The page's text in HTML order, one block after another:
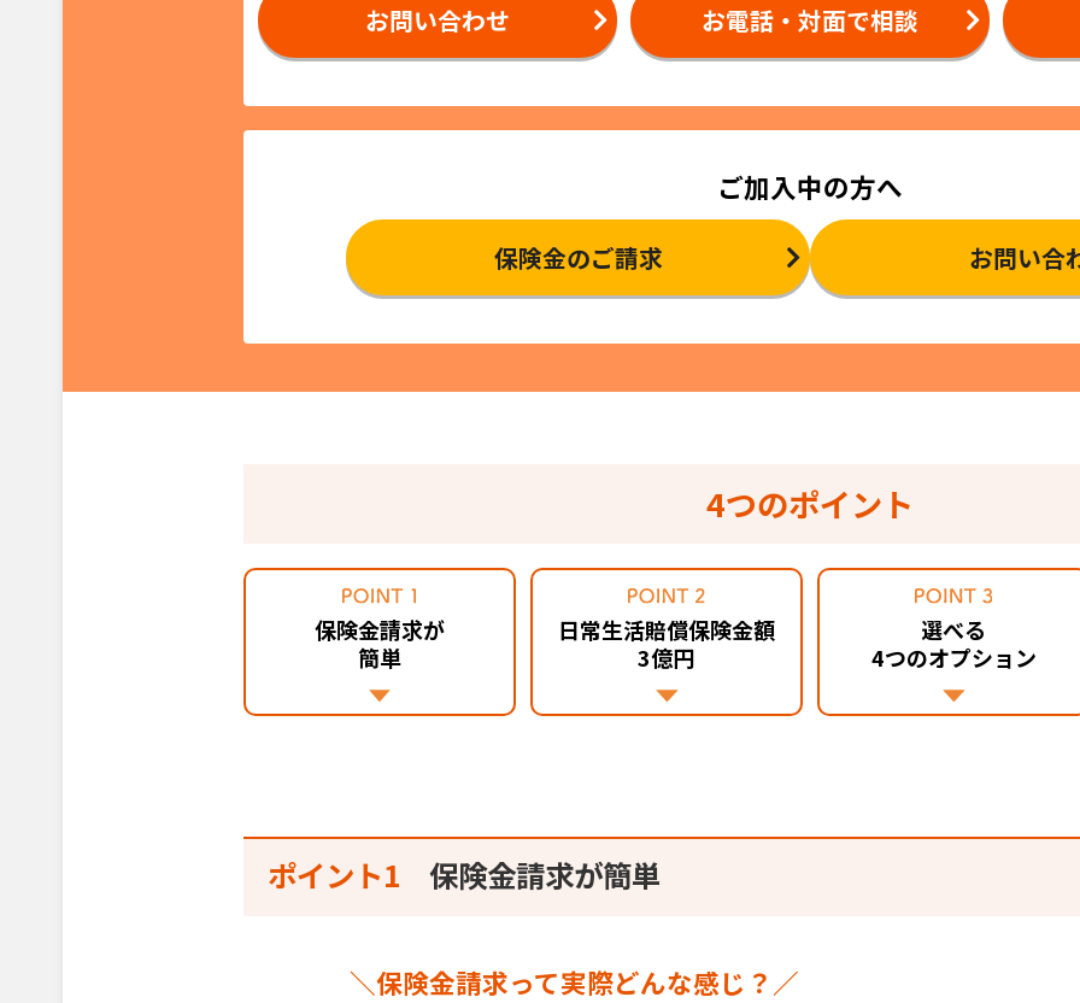
お問い合わせ お電話・対面で相談
ご加入中の方へ
保険金のご請求 お問い合
4つのポイント
保険金請求が
簡単
日常生活賠償保険金額
3億円
選べる
4つのオプション
ポイント1 保険金請求が簡単
＼保険金請求って実際どんな感じ？／